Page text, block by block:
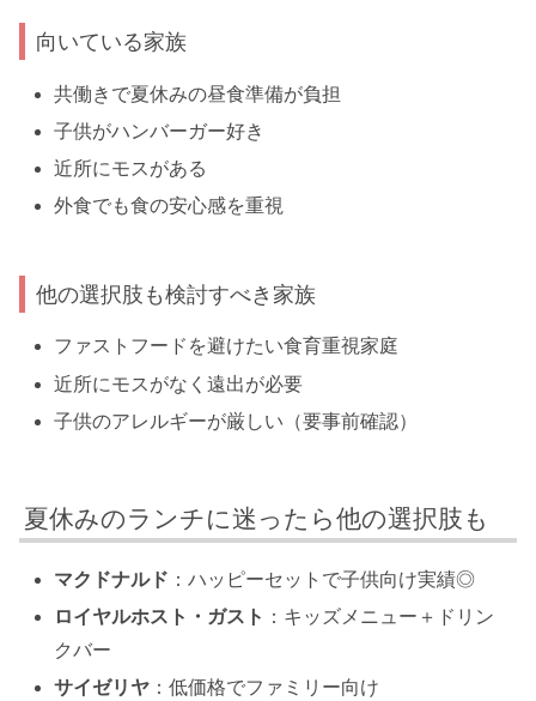
向いている家族
共働きで夏休みの昼食準備が負担
子供がハンバーガー好き
近所にモスがある
外食でも食の安心感を重視
他の選択肢も検討すべき家族
ファストフードを避けたい食育重視家庭
近所にモスがなく遠出が必要
子供のアレルギーが厳しい（要事前確認）
夏休みのランチに迷ったら他の選択肢も
マクドナルド ：ハッピーセットで子供向け実績◎
ロイヤルホスト・ガスト ：キッズメニュー＋ドリン
クバー
サイゼリヤ ：低価格でファミリー向け